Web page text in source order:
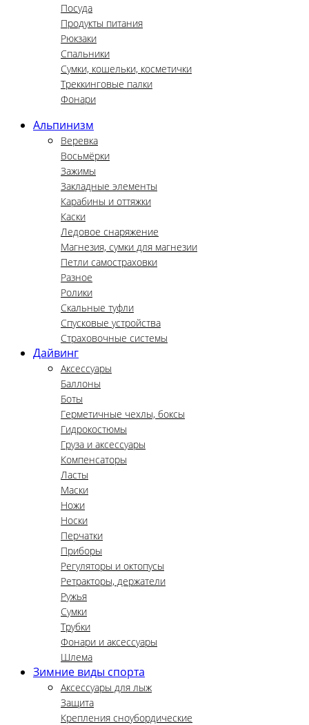
Посуда
Продукты питания
Рюкзаки
Спальники
Сумки, кошельки, косметички
Треккинговые палки
Фонари
Альпинизм
Веревка
Восьмёрки
Зажимы
Закладные элементы
Карабины и оттяжки
Каски
Ледовое снаряжение
Магнезия, сумки для магнезии
Петли самостраховки
Разное
Ролики
Скальные туфли
Спусковые устройства
Страховочные системы
Дайвинг
Аксессуары
Баллоны
Боты
Герметичные чехлы, боксы
Гидрокостюмы
Груза и аксессуары
Компенсаторы
Ласты
Маски
Ножи
Носки
Перчатки
Приборы
Регуляторы и октопусы
Ретракторы, держатели
Ружья
Сумки
Трубки
Фонари и аксессуары
Шлема
Зимние виды спорта
Аксессуары для лыж
Защита
Крепления сноубордические